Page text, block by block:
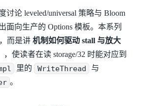
讨论 leveled/universal 策略与 Bloom
面向生产的 Options 模板。本系列
而是讲 机制如何驱动 stall 与放大
，使读者在读 storage/32 时能对应到
里的 WriteThread 与
。